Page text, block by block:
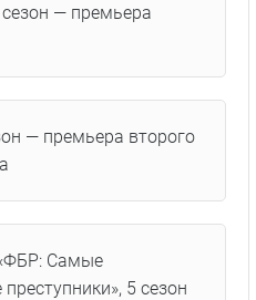
сезон — премьера
— премьера второго
Самые
5 сезон